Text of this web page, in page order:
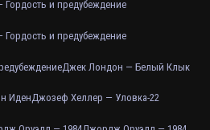
и предубеждение
и предубеждение
Джек Лондон — Белый Клык
ИденДжозеф Хеллер — Уловка-22